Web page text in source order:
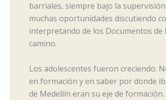
barriales, siempre bajo la
muchas oportunidades discutiendo
interpretando de los Documentos de
camino.
Los adolescentes fueron creciendo.
en formación y en saber por donde
de Medellín eran su eje de